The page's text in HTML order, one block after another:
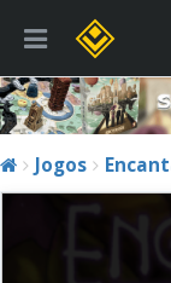
Jogos